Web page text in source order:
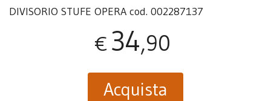
DIVISORIO STUFE OPERA cod. 002287137
€34,90
Acquista